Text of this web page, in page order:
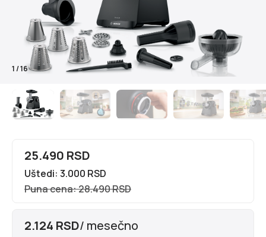
1/16
25.490 RSD
Uštedi: 3.000 RSD
Puna cena: 28.490 RSD
2.124 RSD/ mesečno